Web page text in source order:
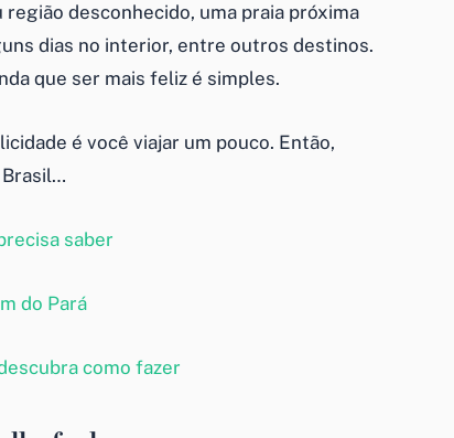
desconhecido, uma praia próxima
dias no interior, entre outros destinos.
que ser mais feliz é simples.
é você viajar um pouco. Então,
Brasil…
saber
do Pará
como fazer